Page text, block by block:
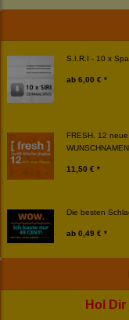
S.I.R.I - 10 x
ab 6,00 € *
FRESH. 12
WUNSCHNAMEN
11,50 € *
Die besten
ab 0,49 € *
Hol